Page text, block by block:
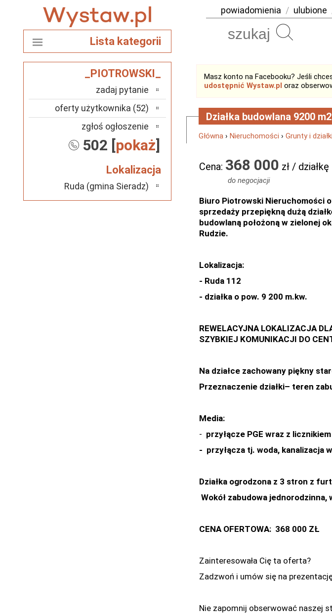
powiadomienia / ulubione
Masz konto na Facebooku? Jeśli
udostępnić Wystaw.pl oraz
Działka budowlana 9200
Główna › Nieruchomości › Grunty i działki
Cena: 368 000 zł / działkę
do negocjacji
Biuro Piotrowski Nieruchomości
sprzedaży przepiękną dużą
budowlaną położoną w zielonej
Rudzie.
Lokalizacja:
- Ruda 112
- działka o pow. 9 200 m.kw.
REWELACYJNA LOKALIZACJA
SZYBKIEJ KOMUNIKACJI DO
Na działce zachowany piękny
Przeznaczenie działki– teren
Media:
- przyłącze PGE wraz z
- przyłącza tj. woda, kanalizacja
Działka ogrodzona z 3 stron z
Wokół zabudowa
CENA OFERTOWA: 368 000 ZŁ
Zainteresowała Cię ta oferta?
Zadzwoń i umów się na
Nie zapomnij obserwować naszej
Lista kategorii
_PIOTROWSKI_
zadaj pytanie
oferty użytkownika (52)
zgłoś ogłoszenie
502 [pokaż]
Lokalizacja
Ruda (gmina Sieradz)